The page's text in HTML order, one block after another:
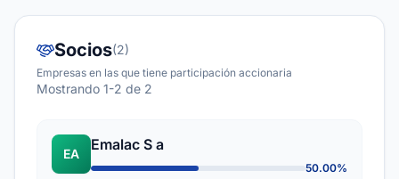
Socios(2)
Empresas en las que tiene participación accionaria
Mostrando 1-2 de 2
EA
Emalac S a
50.00%